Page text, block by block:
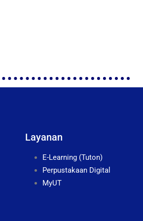
Layanan
E-Learning (Tuton)
Perpustakaan Digital
MyUT